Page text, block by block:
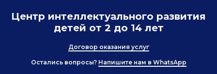
Центр интеллектуального развития
детей от 2 до 14 лет
Договор оказания услуг
Остались вопросы? Напишите нам в WhatsApp